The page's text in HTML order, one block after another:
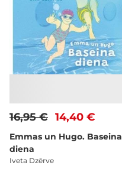
14,40 €
16,95 €
Emmas un Hugo. Baseina
diena
Iveta Dzērve